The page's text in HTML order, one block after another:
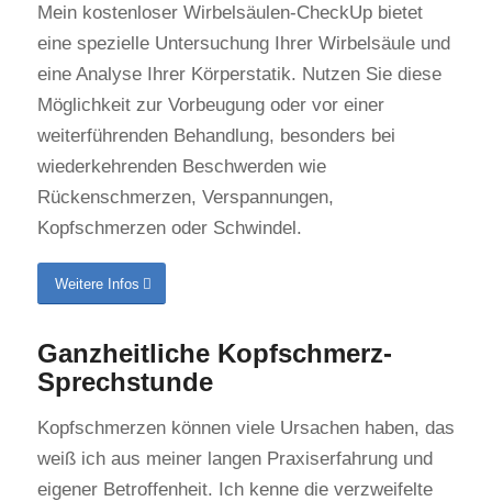
Mein kostenloser Wirbelsäulen-CheckUp bietet
eine spezielle Untersuchung Ihrer Wirbelsäule und
eine Analyse Ihrer Körperstatik. Nutzen Sie diese
Möglichkeit zur Vorbeugung oder vor einer
weiterführenden Behandlung, besonders bei
wiederkehrenden Beschwerden wie
Rückenschmerzen, Verspannungen,
Kopfschmerzen oder Schwindel.
Weitere Infos
Ganzheitliche Kopfschmerz-
Sprechstunde
Kopfschmerzen können viele Ursachen haben, das
weiß ich aus meiner langen Praxiserfahrung und
eigener Betroffenheit. Ich kenne die verzweifelte